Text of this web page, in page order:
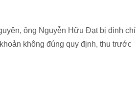
ông Nguyễn Hữu Đạt bị đình chỉ
không đúng quy định, thu trước